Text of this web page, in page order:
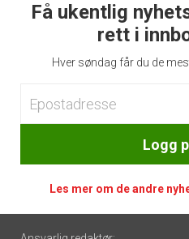
Få ukentlig
rett i
Hver søndag får du de
Logg
Les mer om de andre
Footer